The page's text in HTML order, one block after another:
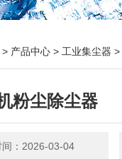
> 产品中心 > 工业集尘器 >
粉尘除尘器
间：2026-03-04